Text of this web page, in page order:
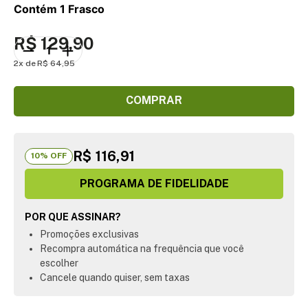
Contém 1 Frasco
R$129,90
2 R$ 64,95
COMPRAR
10% OFF R$ 116,91
PROGRAMA DE FIDELIDADE
POR QUE ASSINAR?
Promoções exclusivas
Recompra automática na frequência que você
escolher
Cancele quando quiser, sem taxas